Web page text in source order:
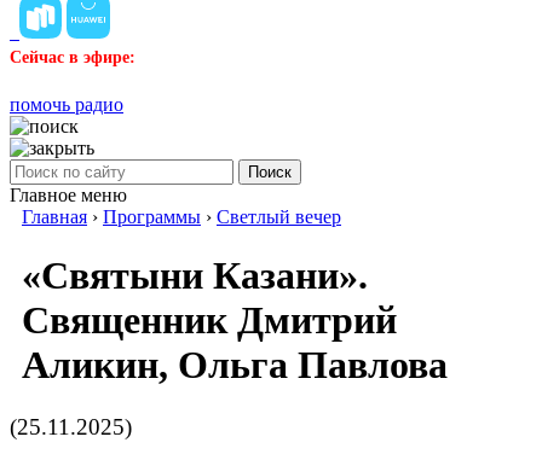
Сейчас в эфире:
помочь радио
Поиск
Главное меню
Главная › Программы › Светлый вечер
«Святыни Казани».
Священник Дмитрий
Аликин, Ольга Павлова
(25.11.2025)